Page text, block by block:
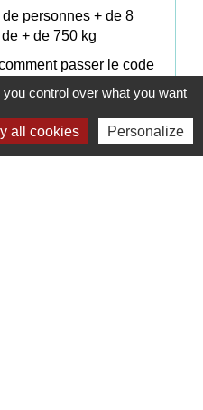
personnes + de 8
+ de 750 kg
passer le code
ou ETG) ?
: voiture avec
> 4250 kg)
control over what you want
all cookies Personalize